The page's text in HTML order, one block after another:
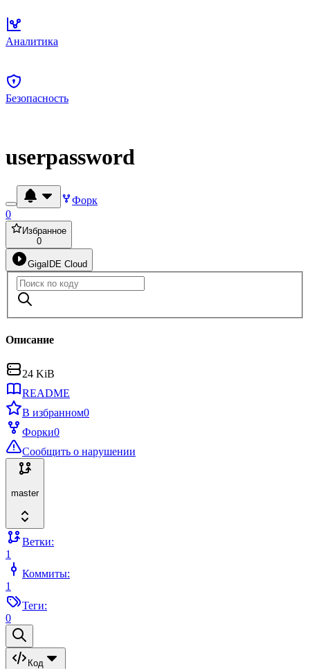
Аналитика
Безопасность
userpassword
Форк
0
Избранное
0
GigaIDE Cloud
Описание
24 KiB
README
В избранном0
Форки0
Сообщить о нарушении
master
Ветки:
1
Коммиты:
1
Теги:
0
Код